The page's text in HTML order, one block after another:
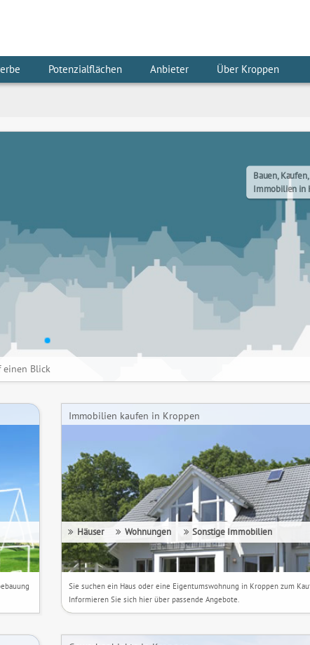
Potenzialflächen Anbieter Über Kroppen
Bauen,
Immobilien in
Blick
Immobilien kaufen in Kroppen
Häuser Wohnungen Sonstige Immobilien
Sie suchen ein Haus oder eine Eigentumswohnung in Kroppen zum
Informieren Sie sich hier über passende Angebote.